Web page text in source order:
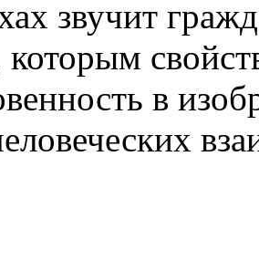
звучит
которым
в